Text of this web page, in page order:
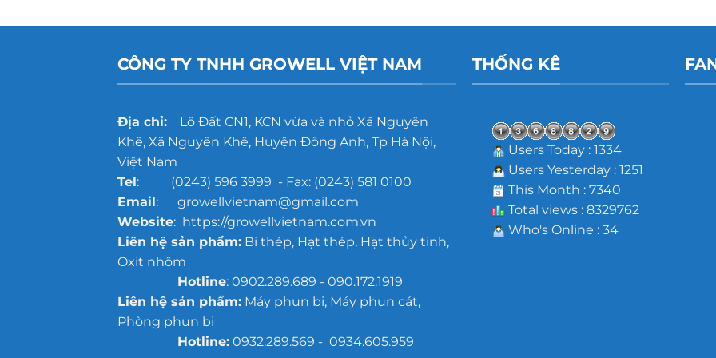
CÔNG TY TNHH GROWELL VIỆT NAM
Địa chỉ:Lô Đất CN1, KCN vừa và nhỏ Xã Nguyên
Khê, Xã Nguyên Khê, Huyện Đông Anh, Tp Hà Nội,
Việt Nam
Tel: (0243) 596 3999 - Fax: (0243) 581 0100
Email: growellvietnam@gmail.com
Website: https://growellvietnam.com.vn
Liên hệ sản phẩm:Bi thép, Hạt thép, Hạt thủy tinh,
Oxit nhôm
Hotline: 0902.289.689 - 090.172.1919
Liên hệ sản phẩm:Máy phun bi, Máy phun cát,
Phòng phun bi
Hotline:0932.289.569 - 0934.605.959
THỐNG KÊ
Users Today : 1334
Users Yesterday : 1251
This Month : 7340
Total views : 8329762
Who's Online : 34